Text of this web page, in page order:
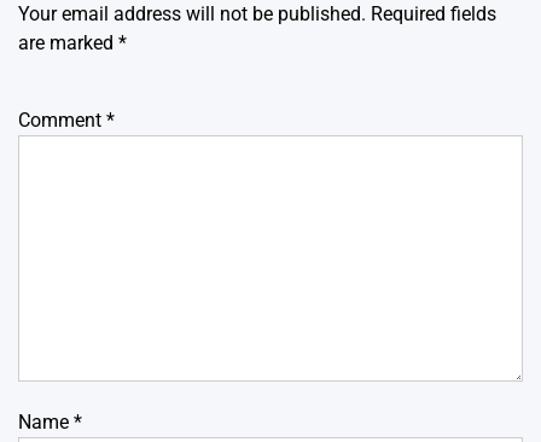
Your email address will not be published. Required fields
are marked *
Comment *
Name *